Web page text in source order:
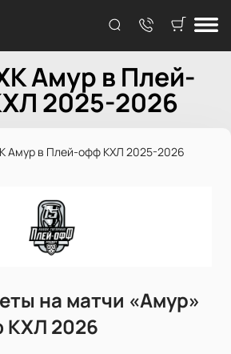
Амур в Плей-
2025-2026
Амур в Плей-офф КХЛ 2025-2026
на матчи «Амур»
КХЛ 2026